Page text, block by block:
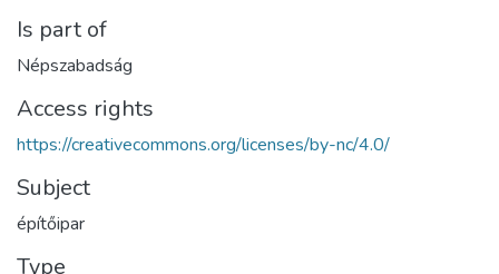
Is part of
Népszabadság
Access rights
https://creativecommons.org/licenses/by-nc/4.0/
Subject
építőipar
Type